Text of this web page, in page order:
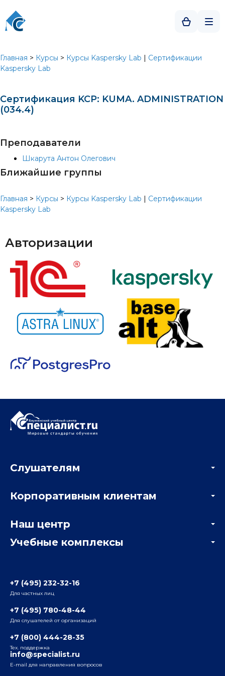
Главная > Курсы > Курсы Kaspersky Lab | Сертификации
Kaspersky Lab
Сертификация KCP: KUMA. ADMINISTRATION
(034.4)
Преподаватели
Шкарута Антон Олегович
Ближайшие группы
Главная > Курсы > Курсы Kaspersky Lab | Сертификации
Kaspersky Lab
Авторизации
Учебные комплексы
Радио
ул. Радио, д.24, корпус 1, 2-й подъезд, 2-й этаж
ул. Воронцовская, д. 35Б, корп.2, 5-й этаж
Бауманский
Слушателям
Мастер-классы и вебинары
Корпоративным клиентам
Отзывы компаний
Наш центр
Информация о центре
+7 (495) 232-32-16
Для частных лиц
+7 (495) 780-48-44
Для слушателей от организаций
+7 (800) 444-28-35
Тех. поддержка
info@specialist.ru
E-mail для направления вопросов